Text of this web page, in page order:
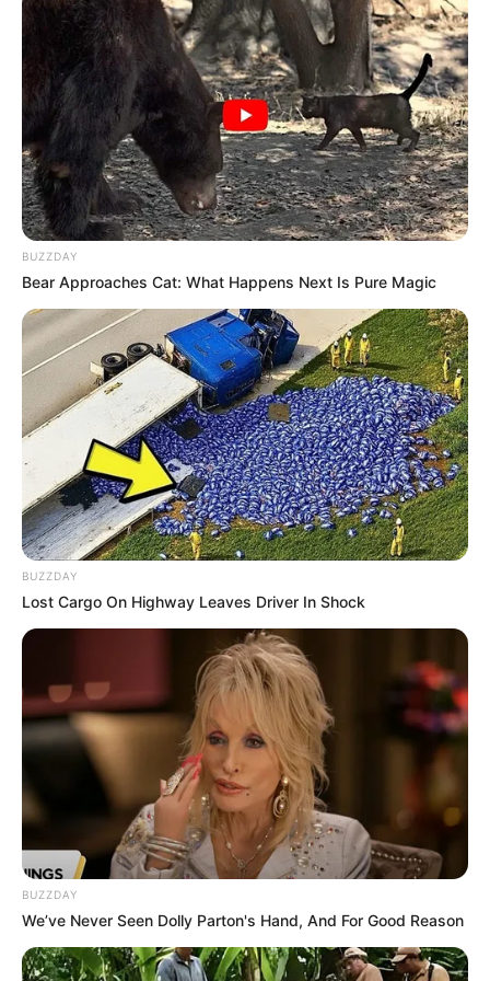
Decreto, ou seja, até 17 de setembro de 2026.
Para mais informações, entrar em contato com a Secretaria
de Urbanismo e Habitação, pelo telefone (18) 3361-9100 –
Ramal 9225.
Participe do nosso grupo do
WhatsApp!
Fique informado em tempo real sobre as principais
notícias de Paraguaçu Paulista e região
BUZZDAY
Bear Approaches Cat: What Happens Next Is Pure Magic
BUZZDAY
Lost Cargo On Highway Leaves Driver In Shock
BUZZDAY
We’ve Never Seen Dolly Parton's Hand, And For Good Reason